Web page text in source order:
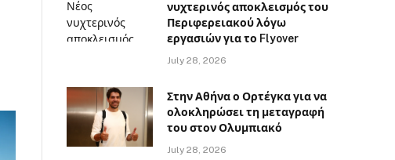
νυχτερινός αποκλεισμός του
Περιφερειακού λόγω
εργασιών για το Flyover
July 28, 2026
Στην Αθήνα ο Ορτέγκα για να
ολοκληρώσει τη μεταγραφή
του στον Ολυμπιακό
July 28, 2026